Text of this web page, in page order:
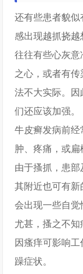
还有些患者貌
感出现越抓挠
往往有些心灰意
之心，或者有
法不大实际。因
们还应该加强。
牛皮癣发病前
肿、疼痛，或扁
由于搔抓，患部
其附近也可有
会出现一些自
尤甚，搔之不知
因瘙痒可影响
躁症状。